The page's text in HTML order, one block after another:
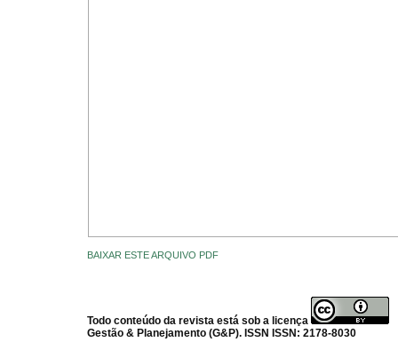
BAIXAR ESTE ARQUIVO PDF
Todo conteúdo da revista está sob a licença
Gestão & Planejamento (G&P). ISSN ISSN: 2178-8030